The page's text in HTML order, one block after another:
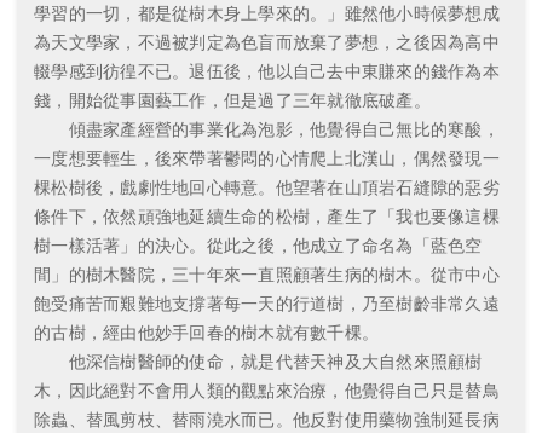
學習的一切，都是從樹木身上學來的。」雖然他小時候夢想成
為天文學家，不過被判定為色盲而放棄了夢想，之後因為高中
輟學感到彷徨不已。退伍後，他以自己去中東賺來的錢作為本
錢，開始從事園藝工作，但是過了三年就徹底破產。
傾盡家產經營的事業化為泡影，他覺得自己無比的寒酸，
一度想要輕生，後來帶著鬱悶的心情爬上北漢山，偶然發現一
棵松樹後，戲劇性地回心轉意。他望著在山頂岩石縫隙的惡劣
條件下，依然頑強地延續生命的松樹，產生了「我也要像這棵
樹一樣活著」的決心。從此之後，他成立了命名為「藍色空
間」的樹木醫院，三十年來一直照顧著生病的樹木。從市中心
飽受痛苦而艱難地支撐著每一天的行道樹，乃至樹齡非常久遠
的古樹，經由他妙手回春的樹木就有數千棵。
他深信樹醫師的使命，就是代替天神及大自然來照顧樹
木，因此絕對不會用人類的觀點來治療，他覺得自己只是替鳥
除蟲、替風剪枝、替雨澆水而已。他反對使用藥物強制延長病